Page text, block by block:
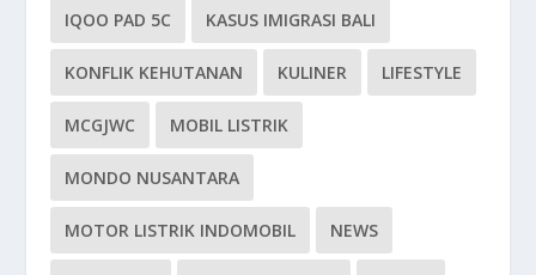
IQOO PAD 5C KASUS IMIGRASI BALI
KONFLIK KEHUTANAN KULINER LIFESTYLE
MCGJWC MOBIL LISTRIK
MONDO NUSANTARA
MOTOR LISTRIK INDOMOBIL NEWS